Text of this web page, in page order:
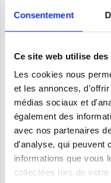
Consentement
Ce site web utilise des
Les cookies nous
et les annonces,
médias sociaux et
également des
avec nos partenaires
d'analyse, qui peuvent
informations que vous
collectées lors de
Allgemein Type de port
base 10G Ethernet
Ethernet RJ-45 de
128000 entrées